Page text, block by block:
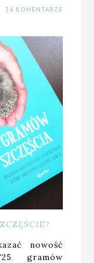
34 KOMENTARZE
nowość
gramów